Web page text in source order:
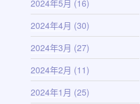
2024年5月 (16)
2024年4月 (30)
2024年3月 (27)
2024年2月 (11)
2024年1月 (25)